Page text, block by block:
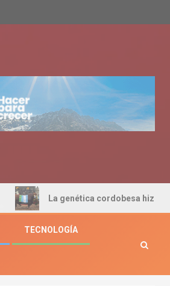
genética cordobesa hizo historia en
TECNOLOGÍA